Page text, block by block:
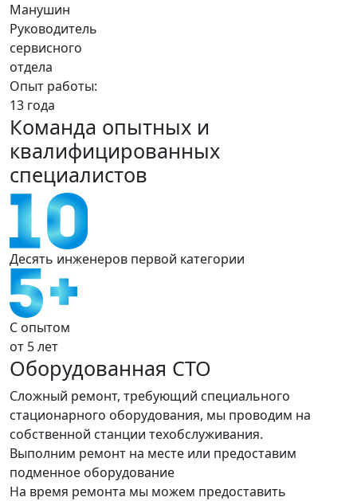
Манушин
Руководитель
сервисного
отдела
Опыт работы:
13 года
Команда опытных и
квалифицированных
специалистов
Десять инженеров первой категории
С опытом
от 5 лет
Оборудованная СТО
Сложный ремонт, требующий специального
стационарного оборудования, мы проводим на
собственной станции техобслуживания.
Выполним ремонт на месте или предоставим
подменное оборудование
На время ремонта мы можем предоставить